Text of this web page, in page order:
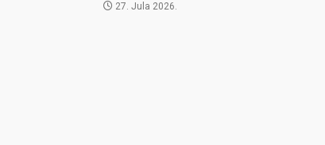
27. Jula 2026.